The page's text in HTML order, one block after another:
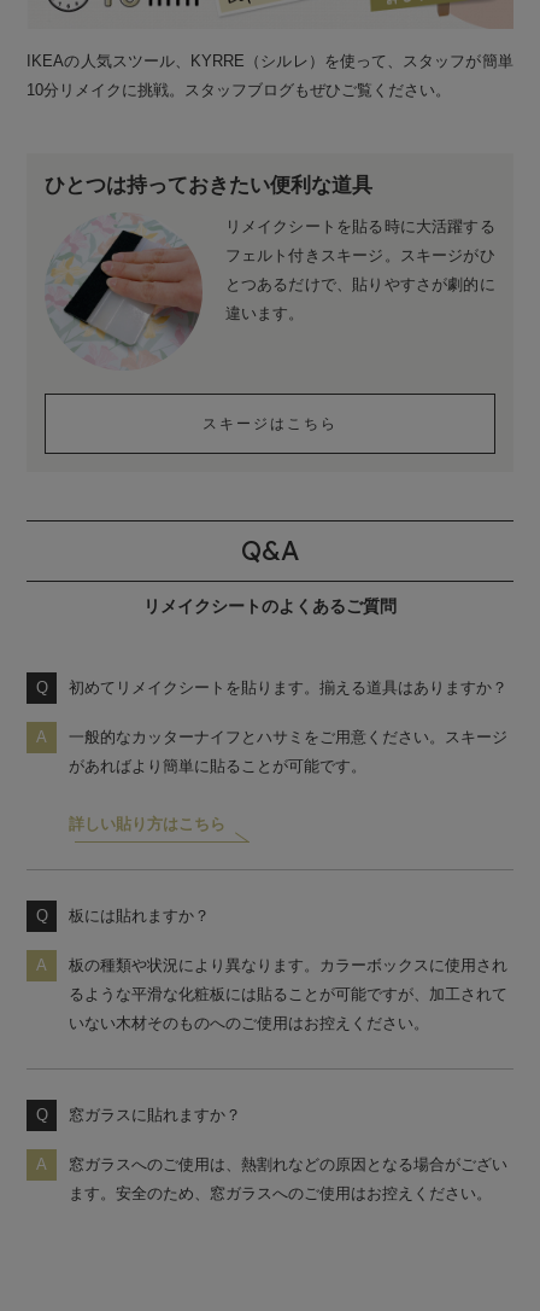
IKEAの人気スツール、KYRRE（シルレ）を使って、スタッフが簡単
10分リメイクに挑戦。スタッフブログもぜひご覧ください。
ひとつは持っておきたい便利な道具
リメイクシートを貼る時に大活躍する
フェルト付きスキージ。スキージがひ
とつあるだけで、貼りやすさが劇的に
違います。
スキージはこちら
Q&A
リメイクシートのよくあるご質問
初めてリメイクシートを貼ります。揃える道具はありますか？
一般的なカッターナイフとハサミをご用意ください。スキージ
があればより簡単に貼ることが可能です。
詳しい貼り方はこちら
板には貼れますか？
板の種類や状況により異なります。カラーボックスに使用され
るような平滑な化粧板には貼ることが可能ですが、加工されて
いない木材そのものへのご使用はお控えください。
窓ガラスに貼れますか？
窓ガラスへのご使用は、熱割れなどの原因となる場合がござい
ます。安全のため、窓ガラスへのご使用はお控えください。